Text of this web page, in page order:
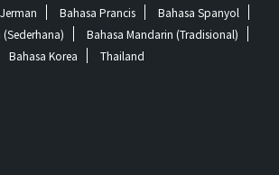
Bahasa Prancis
Bahasa Spanyol
Bahasa Mandarin (Tradisional)
Bahasa Korea
Thailand